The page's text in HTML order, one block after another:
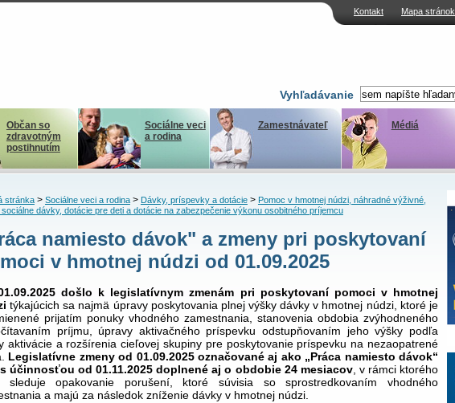
Kontakt Mapa stránok
Vyhľadávanie
Občan so
zdravotným
postihnutím
Sociálne veci
a rodina
Zamestnávateľ Médiá
stránka> Sociálne veci a rodina> Dávky, príspevky a dotácie> Pomoc v hmotnej núdzi, náhradné výživné,
dávky, dotácie pre deti a dotácie na zabezpečenie výkonu osobitného príjemcu
namiesto dávok" a zmeny pri poskytovaní
v hmotnej núdzi od 01.09.2025
došlo k legislatívnym zmenám pri poskytovaní pomoci v hmotnej
týkajúcich sa najmä úpravy poskytovania plnej výšky dávky v hmotnej núdzi, ktoré je
prijatím ponuky vhodného zamestnania, stanovenia obdobia zvýhodneného
príjmu, úpravy aktivačného príspevku odstupňovaním jeho výšky podľa
aktivácie a rozšírenia cieľovej skupiny pre poskytovanie príspevku na nezaopatrené
Legislatívne zmeny od 01.09.2025 označované aj ako „Práca namiesto dávok“
účinnosťou od 01.11.2025 doplnené aj o obdobie 24 mesiacov, v rámci ktorého
sleduje opakovanie porušení, ktoré súvisia so sprostredkovaním vhodného
a majú za následok zníženie dávky v hmotnej núdzi.